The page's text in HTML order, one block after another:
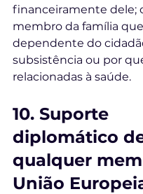
financeiramente dele;
membro da família
dependente do
subsistência ou por
relacionadas à saúde.
10. Suporte
diplomático
qualquer
União